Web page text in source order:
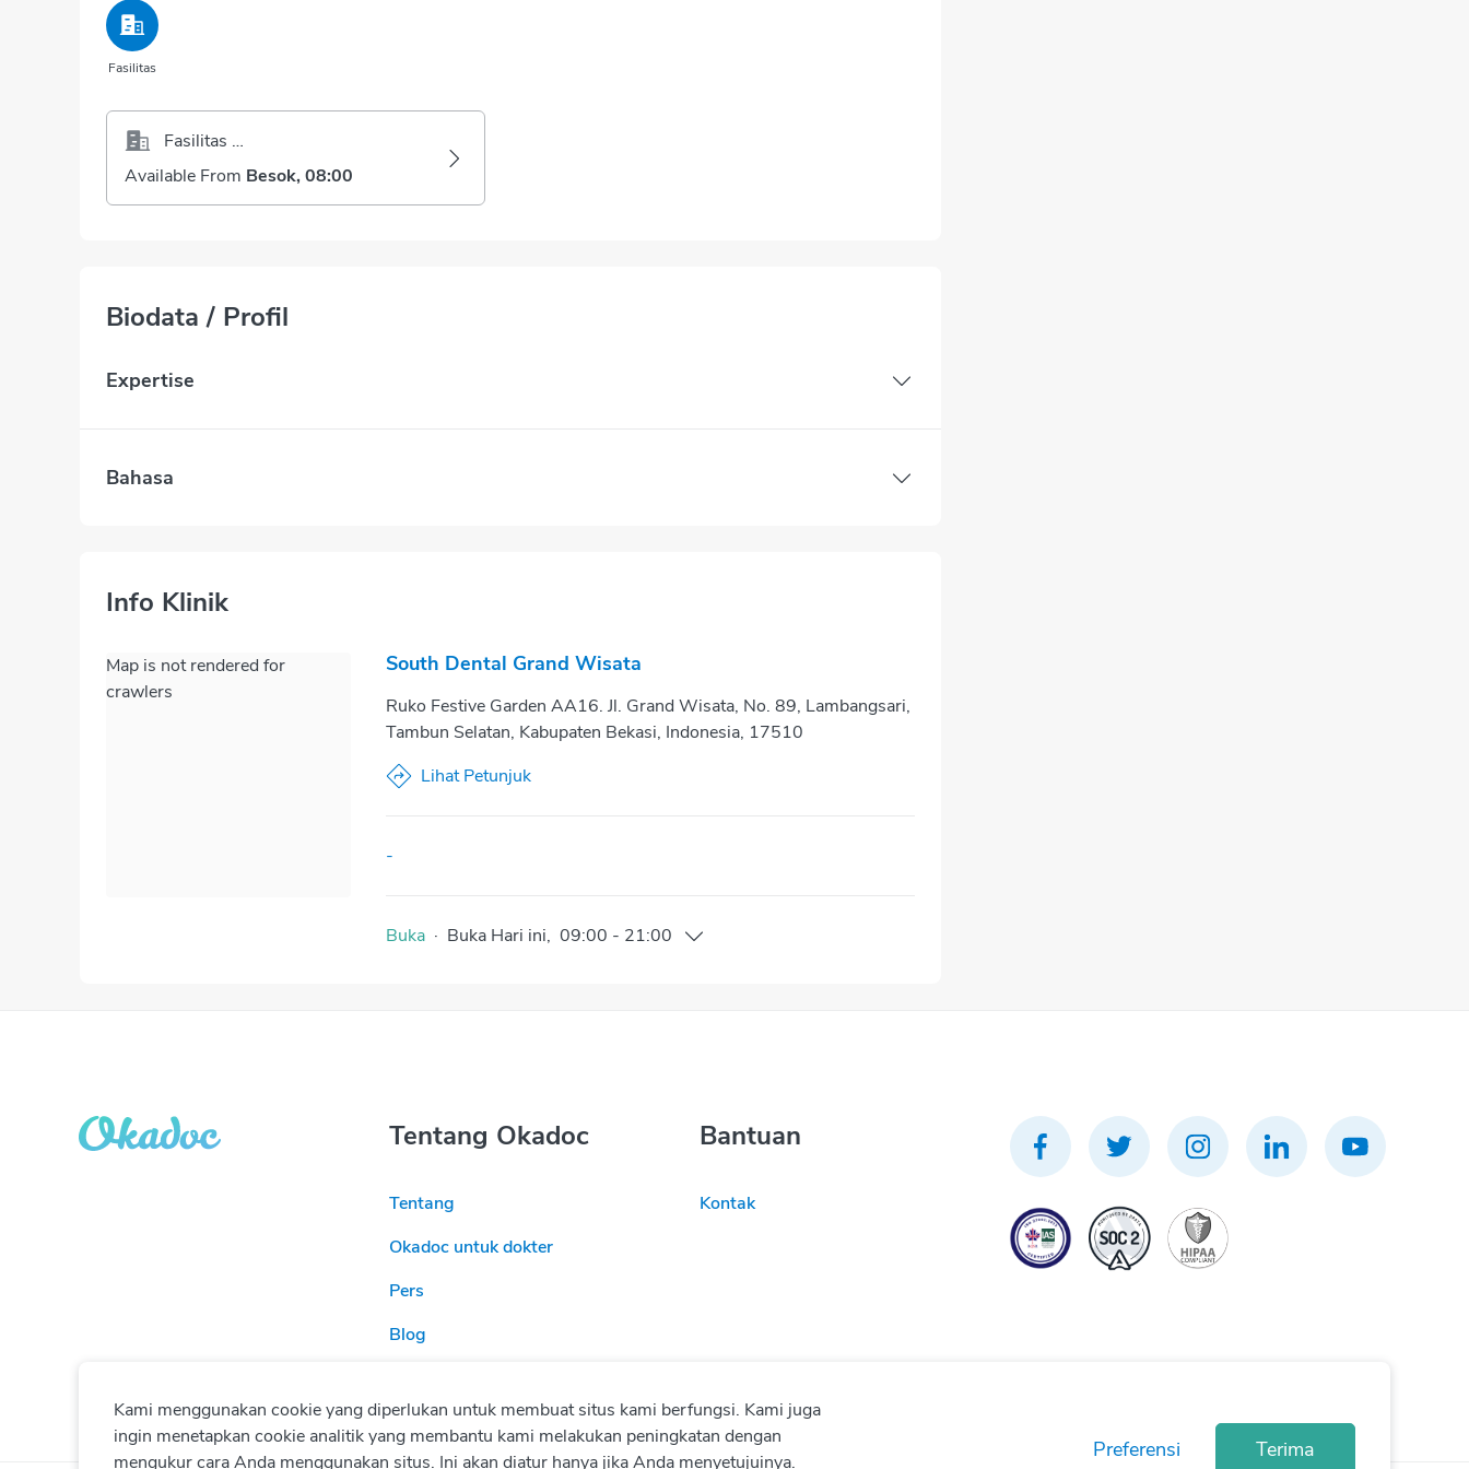
Fasilitas
Fasilitas Kesehatan
Available From Besok, 08:00
Biodata / Profil
Expertise
Bahasa
Info Klinik
Map is not rendered for
crawlers
South Dental Grand Wisata
Ruko Festive Garden AA16. Jl. Grand Wisata, No. 89, Lambangsari,
Tambun Selatan, Kabupaten Bekasi, Indonesia, 17510
Lihat Petunjuk
-
Buka · Buka Hari ini, 09:00 - 21:00
Tentang Okadoc
Tentang
Okadoc untuk dokter
Pers
Blog
Bantuan
Kontak
Kami menggunakan cookie yang diperlukan untuk membuat situs kami berfungsi. Kami juga
ingin menetapkan cookie analitik yang membantu kami melakukan peningkatan dengan
mengukur cara Anda menggunakan situs. Ini akan diatur hanya jika Anda menyetujuinya.
Preferensi Terima